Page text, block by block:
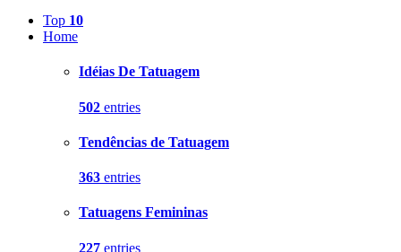
Top 10
Home
Idéias De Tatuagem
502 entries
Tendências de Tatuagem
363 entries
Tatuagens Femininas
227 entries